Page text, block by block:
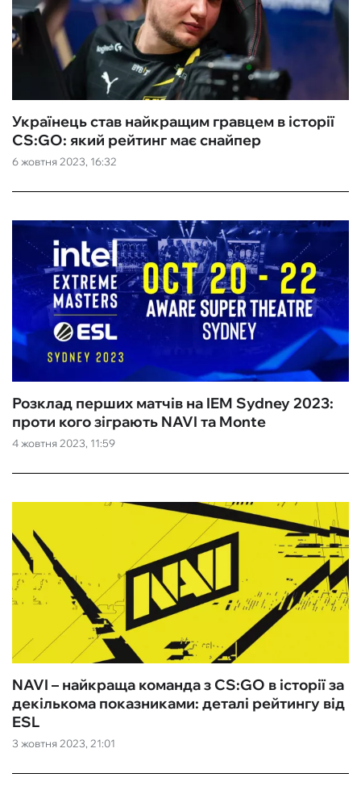
6 жовтня 2023, 16:32
Українець став найкращим гравцем в історії
CS:GO: який рейтинг має снайпер
4 жовтня 2023, 11:59
Розклад перших матчів на IEM Sydney 2023:
проти кого зіграють NAVI та Monte
3 жовтня 2023, 21:01
NAVI – найкраща команда з CS:GO в історії за
декількома показниками: деталі рейтингу від
ESL